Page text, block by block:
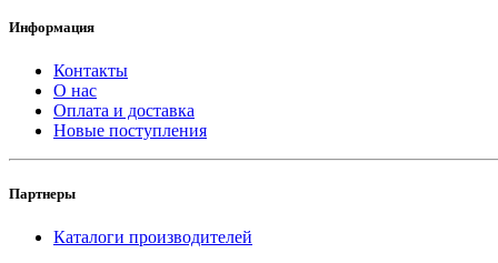
Информация
Контакты
О нас
Оплата и доставка
Новые поступления
Партнеры
Каталоги производителей